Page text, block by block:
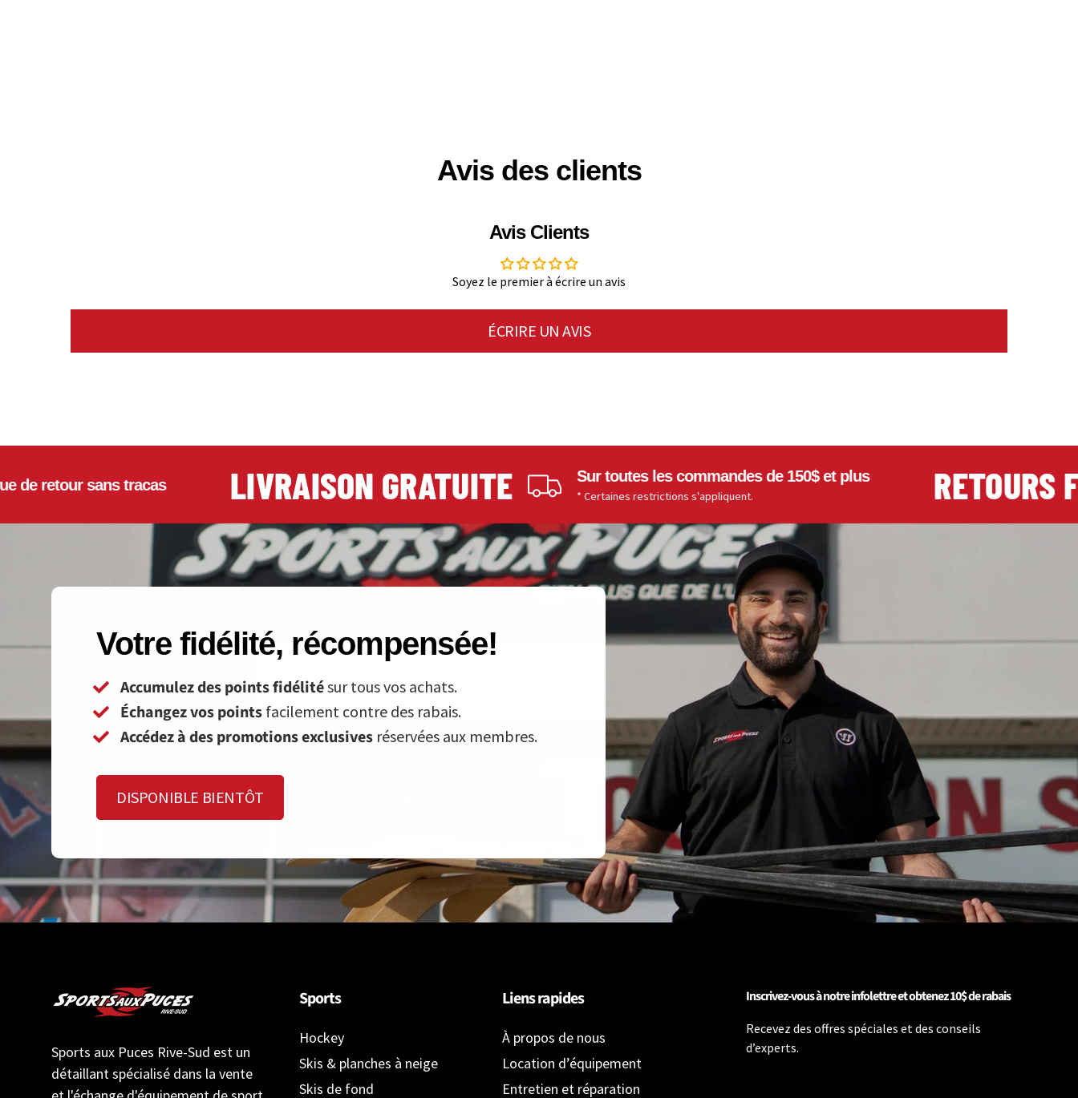
Avis des clients
Avis Clients
Soyez le premier à écrire un avis
ÉCRIRE UN AVIS
sans tracas LIVRAISON GRATUITE Sur toutes les commandes de 150$ et plus
* Certaines restrictions s'appliquent. RETOURS
Votre fidélité, récompensée!
Accumulez des points fidélitésur tous vos achats.
Échangez vos points facilement contre des rabais.
Accédez à des promotions exclusives réservées aux membres.
DISPONIBLE BIENTÔT
Sports aux Puces Rive-Sud est un
détaillant spécialisé dans la vente
Sports
Hockey
Skis & planches à neige
Skis de fond
Liens rapides
À propos de nous
Location d’équipement
Entretien et réparation
Inscrivez-vous à notre infolettre et obtenez 10$ de rabais
Recevez des offres spéciales et des conseils
d’experts.